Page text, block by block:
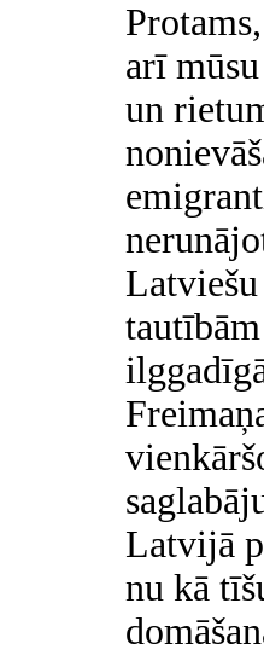
arī
un
Latvijā
nu kā